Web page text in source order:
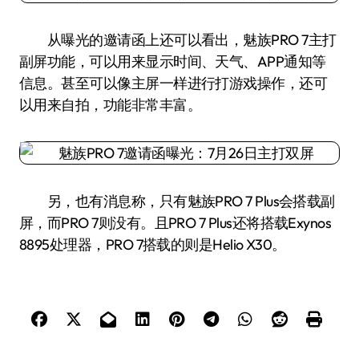
从曝光的邀请函上还可以看出，魅族PRO 7主打
副屏功能，可以用来显示时间、天气、APP通知等
信息。甚至可以像主屏一样进行打游戏操作，还可
以用来自拍，功能非常丰富。
另，也有消息称，只有魅族PRO 7 Plus会搭载副
屏，而PRO 7则没有。且PRO 7 Plus还将搭载Exynos
8895处理器，PRO 7搭载的则是Helio X30。